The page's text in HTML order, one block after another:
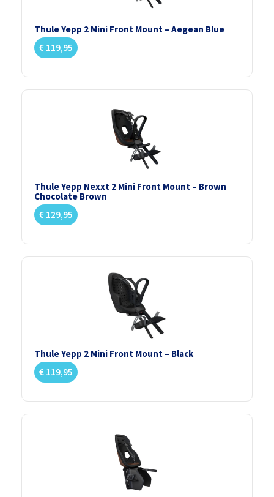
Thule Yepp 2 Mini Front Mount – Aegean Blue
€ 119,95
Thule Yepp Nexxt 2 Mini Front Mount – Brown
Chocolate Brown
€ 129,95
Thule Yepp 2 Mini Front Mount – Black
€ 119,95